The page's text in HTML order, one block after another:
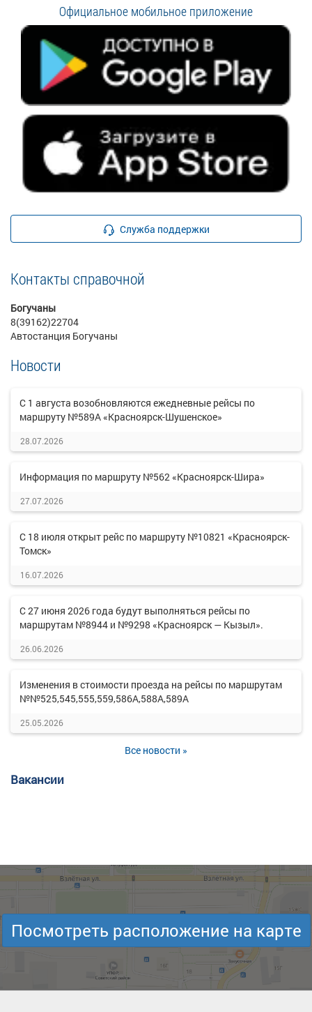
Официальное мобильное приложение
Служба поддержки
Контакты справочной
Богучаны
8(39162)22704
Автостанция Богучаны
Новости
С 1 августа возобновляются ежедневные рейсы по
маршруту №589А «Красноярск-Шушенское»
28.07.2026
Информация по маршруту №562 «Красноярск-Шира»
27.07.2026
С 18 июля открыт рейс по маршруту №10821 «Красноярск-
Томск»
16.07.2026
С 27 июня 2026 года будут выполняться рейсы по
маршрутам №8944 и №9298 «Красноярск — Кызыл».
26.06.2026
Изменения в стоимости проезда на рейсы по маршрутам
№№525,545,555,559,586А,588А,589А
25.05.2026
Все новости »
Вакансии
Посмотреть расположение на карте